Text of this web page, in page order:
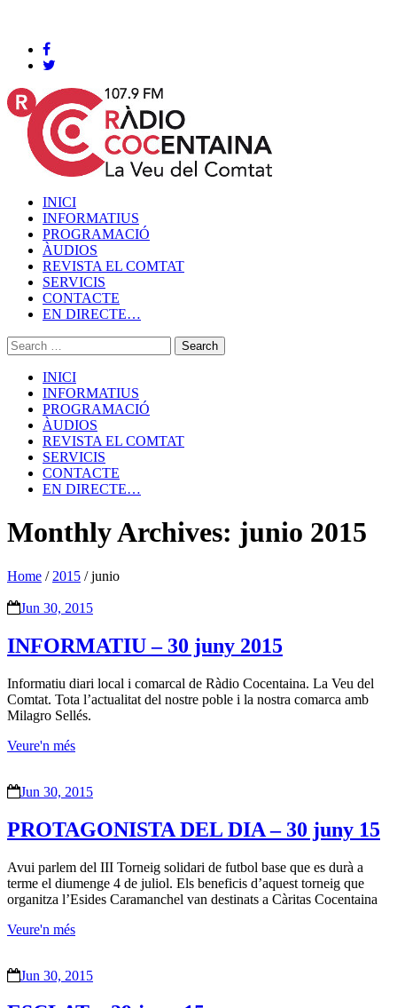
INICI
INFORMATIUS
PROGRAMACIÓ
ÀUDIOS
REVISTA EL COMTAT
SERVICIS
CONTACTE
EN DIRECTE…
INICI
INFORMATIUS
PROGRAMACIÓ
ÀUDIOS
REVISTA EL COMTAT
SERVICIS
CONTACTE
EN DIRECTE…
Monthly Archives: junio 2015
Home / 2015 /junio
Jun 30, 2015
INFORMATIU – 30 juny 2015
Informatiu diari local i comarcal de Ràdio Cocentaina. La Veu del
Comtat. Tota l’actualitat del nostre poble i la nostra comarca amb
Milagro Sellés.
Veure'n més
Jun 30, 2015
PROTAGONISTA DEL DIA – 30 juny 15
Avui parlem del III Torneig solidari de futbol base que es durà a
terme el diumenge 4 de juliol. Els beneficis d’aquest torneig que
organitza l’Esides Caramanchel van destinats a Càritas Cocentaina
Veure'n més
Jun 30, 2015